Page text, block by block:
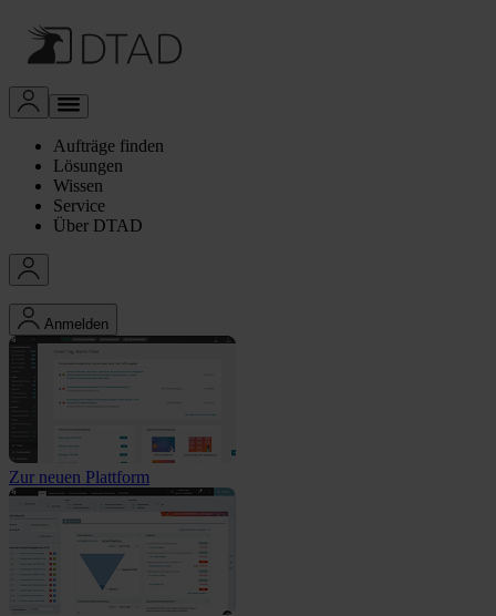
Aufträge finden
Lösungen
Wissen
Service
Über DTAD
Anmelden
Zur neuen Plattform